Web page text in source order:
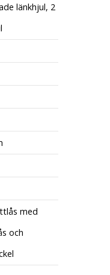
länkhjul, 2
med
och